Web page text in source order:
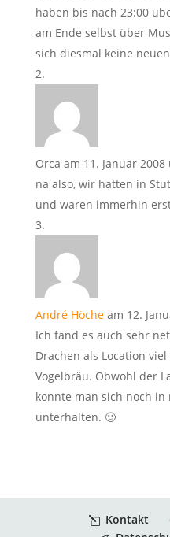
haben bis nach 23:00
am Ende selbst über
sich diesmal keine
Orca am 11. Januar 2008
na also, wir hatten in
und waren immerhin
André Höche am 12.
Ich fand es auch sehr
Drachen als Location
Vogelbräu. Obwohl der
konnte man sich noch
unterhalten. 🙂
Kontakt